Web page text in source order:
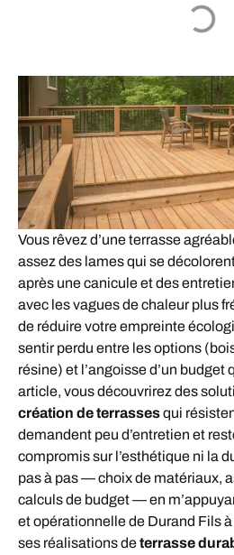
Vous rêvez d’une terrasse
assez des lames qui se
après une canicule et des
avec les vagues de chaleur plus
de réduire votre empreinte
sentir perdu entre les options
résine) et l’angoisse d’un budget
article, vous découvrirez des
création de terrassesqui
demandent peu d’entretien et
compromis sur l’esthétique ni la
pas à pas — choix de matériaux,
calculs de budget — en
et opérationnelle de Durand Fils
ses réalisations deterrasse